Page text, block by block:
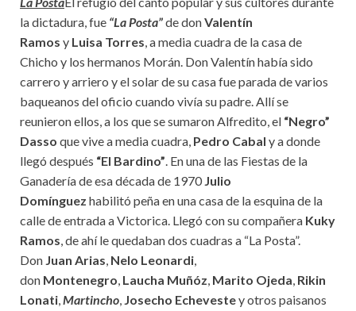
la dictadura, fue “La Posta”de donValentín
Ramos y Luisa Torres, a media cuadra de la casa de
Chicho y los hermanos Morán. Don Valentín había sido
carrero y arriero y el solar de su casa fue parada de varios
baqueanos del oficio cuando vivía su padre. Allí se
reunieron ellos, a los que se sumaron Alfredito, el “Negro”
Dasso que vive a media cuadra, Pedro Cabal y a donde
llegó después “El Bardino”. En una de las Fiestas de la
Ganadería de esa década de 1970 Julio
Domínguez habilitó peña en una casa de la esquina de la
calle de entrada a Victorica. Llegó con su compañera Kuky
Ramos, de ahí le quedaban dos cuadras a “La Posta”.
Don Juan Arias, Nelo Leonardi,
don Montenegro, Laucha Muñóz, Marito Ojeda, Rikin
Lonati,Martincho, Josecho Echevestey otros paisanos